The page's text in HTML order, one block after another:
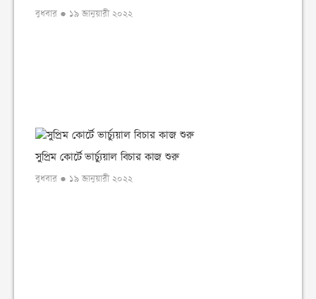
বুধবার ● ১৯ জানুয়ারী ২০২২
সুপ্রিম কোর্টে ভার্চ্যুয়াল বিচার কাজ শুরু
বুধবার ● ১৯ জানুয়ারী ২০২২